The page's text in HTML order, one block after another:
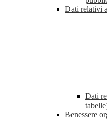
Dati relativi
Dati
Benessere